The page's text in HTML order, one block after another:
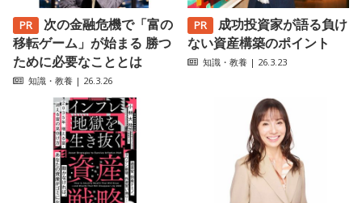
次の金融危機で「富の
移転ゲーム」が始まる 勝つ
ために必要なこととは
知識・教養 | 26.3.26
成功投資家が語る負け
ない資産構築のポイント
知識・教養 | 26.3.23